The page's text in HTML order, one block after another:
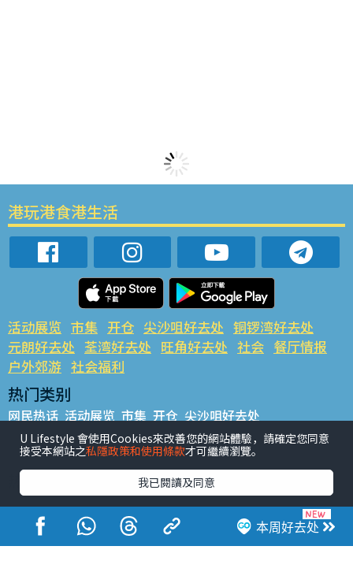
本周好去处
港玩港食港生活
活动展览 市集 开仓 尖沙咀好去处 铜锣湾好去处
元朗好去处 荃湾好去处 旺角好去处 社会 餐厅情报
户外郊游 社会福利
热门类别
网民热话 活动展览 市集 开仓 尖沙咀好去处
铜锣湾好去处 元朗好去处 荃湾好去处 旺角好去处 社会
餐厅情报 户外郊游
热门标签
#UGO揾好去处 #人气活动推介 #美食社群热话
#亲子玩乐好去处
#ULifestyle应用程式
#限时抢
#UJetso礼物放送
#ULifestyle商户中心 #著数 #网络热话
U Lifestyle 會使用Cookies來改善您的網站體驗，請確定您同意
接受本網站之私隱政策和使用條款才可繼續瀏覽。
我已閱讀及同意